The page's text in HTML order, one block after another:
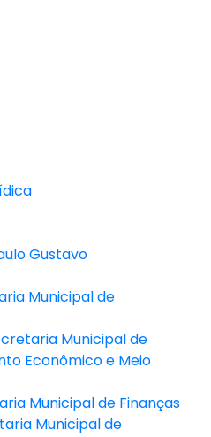
Gustavo
Municipal de
Municipal de
Econômico e Meio
Municipal de Finanças
Municipal de